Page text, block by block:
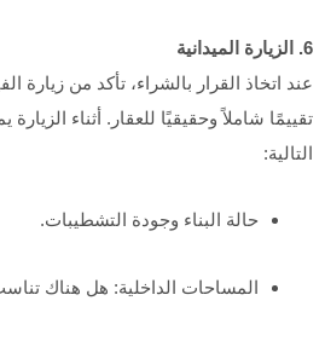
6. الزيارة الميدانية
عند اتخاذ القرار بالشراء، تأكد من زيارة
تقييمًا شاملاً وحقيقيًا للعقار. أثناء
التالية:
حالة البناء وجودة التشطيبات.
المساحات الداخلية: هل هناك